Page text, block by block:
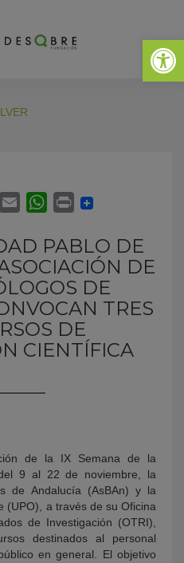
Abrir
PABLO DE
DE
DE
TRES
DE
CIENTÍFICA
de la IX Semana de la
9 al 22 de noviembre, la
de Andalucía (AsBAn) y la
(UPO), a través de su Oficina
de Investigación (OTRI),
destinados al personal
en general. El objetivo